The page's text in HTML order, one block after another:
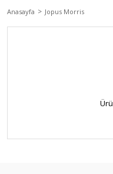
Anasayfa Jopus Morris